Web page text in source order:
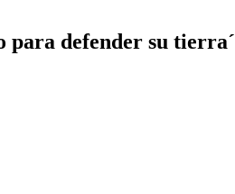
para defender su tierra´